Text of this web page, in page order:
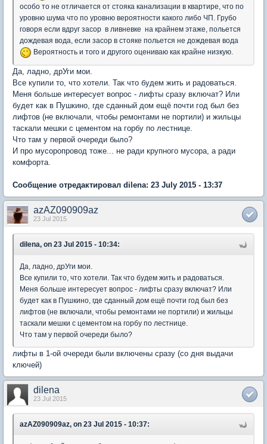
особо то не отличается от стояка канализации в квартире, что по
уровню шума что по уровню вероятности какого либо ЧП. Грубо
говоря если вдруг засор в ливневке на крайнем этаже, польется
дождевая вода, если засор в стояке польется не дождевая вода
Вероятность и того и другого оцениваю как крайне низкую.
Да, ладно, дрУги мои.
Все купили то, что хотели. Так что будем жить и радоваться.
Меня больше интересует вопрос - лифты сразу включат? Или
будет как в Пушкино, где сданный дом ещё почти год был без
лифтов (не включали, чтобы ремонтами не портили) и жильцы
таскали мешки с цементом на горбу по лестнице.
Что там у первой очереди было?
И про мусоропровод тоже... не ради крупного мусора, а ради
комфорта.
Сообщение отредактировал dilena: 23 July 2015 - 13:37
azAZ090909az
23 Jul 2015
dilena, on 23 Jul 2015 - 10:34:
Да, ладно, дрУги мои.
Все купили то, что хотели. Так что будем жить и радоваться.
Меня больше интересует вопрос - лифты сразу включат? Или
будет как в Пушкино, где сданный дом ещё почти год был без
лифтов (не включали, чтобы ремонтами не портили) и жильцы
таскали мешки с цементом на горбу по лестнице.
Что там у первой очереди было?
лифты в 1-ой очереди были включены сразу (со дня выдачи
ключей)
dilena
23 Jul 2015
azAZ090909az, on 23 Jul 2015 - 10:37: